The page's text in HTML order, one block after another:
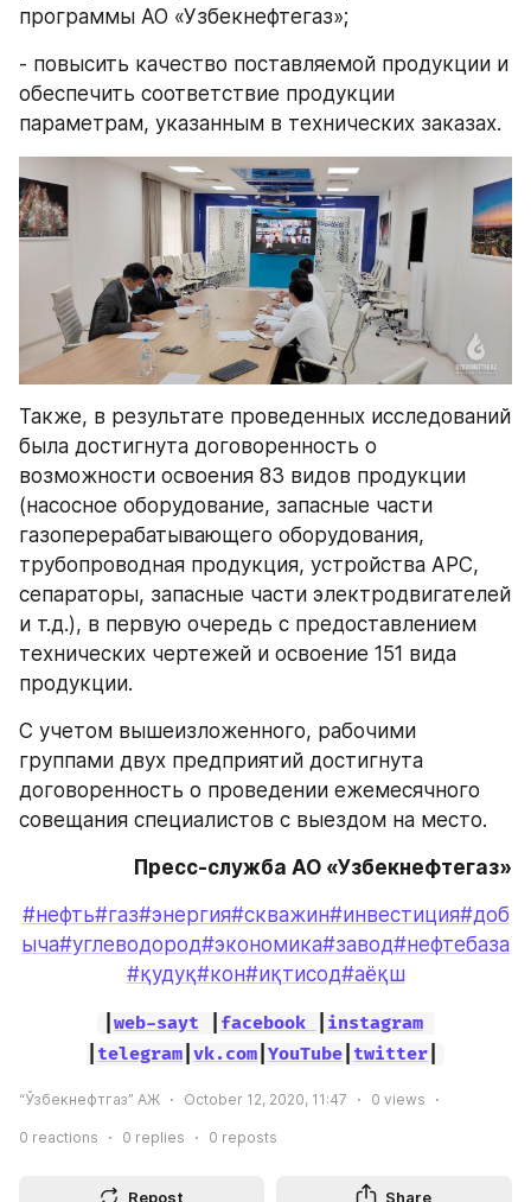
программы АО «Узбекнефтегаз»;
- повысить качество поставляемой продукции и
обеспечить соответствие продукции
параметрам, указанным в технических заказах.
Также, в результате проведенных исследований
была достигнута договоренность о
возможности освоения 83 видов продукции
(насосное оборудование, запасные части
газоперерабатывающего оборудования,
трубопроводная продукция, устройства AРС,
сепараторы, запасные части электродвигателей
и т.д.), в первую очередь с предоставлением
технических чертежей и освоение 151 вида
продукции.
С учетом вышеизложенного, рабочими
группами двух предприятий достигнута
договоренность о проведении ежемесячного
совещания специалистов с выездом на место.
Пресс-служба АО «Узбекнефтегаз»
#нефть#газ#энергия#скважин#инвестиция#доб
ыча#углеводород#экономика#завод#нефтебаза
#қудуқ#кон#иқтисод#аёқш
web-sayt facebook
instagram
telegram |vk.com |YouTube twitter
“Ўзбекнефтгаз” АЖ October 12, 2020, 11:47 0 views
0 reactions 0 replies 0 reposts
Repost Share